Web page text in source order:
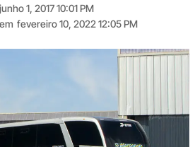
1, 2017 10:01 PM
fevereiro 10, 2022 12:05 PM